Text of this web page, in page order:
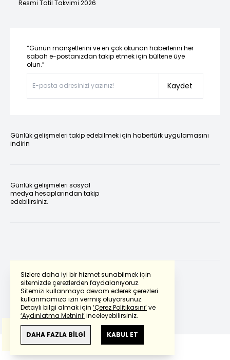
Sizlere daha iyi bir hizmet sunabilmek için
sitemizde çerezlerden faydalanıyoruz.
Sitemizi kullanmaya devam ederek çerezleri
kullanmamıza izin vermiş oluyorsunuz.
Detaylı bilgi almak için ‘Çerez Politikasını’ve
‘Aydınlatma Metnini’inceleyebilirsiniz.
DAHA FAZLA BİLGİ KABUL ET
Resmi Tatil Takvimi 2026
“Günün manşetlerini ve en çok okunan haberlerini her
sabah e-postanızdan takip etmek için bültene üye
olun.”
Kaydet
Günlük gelişmeleri takip edebilmek için habertürk uygulamasını
indirin
Günlük gelişmeleri sosyal
medya hesaplarından takip
edebilirsiniz.
Powered by Translate
Bu çevirideGoogle Transletekullanılmıştır.
Anlam ve çeviri hatalarından
haberturk.com
sorumlu değildir.